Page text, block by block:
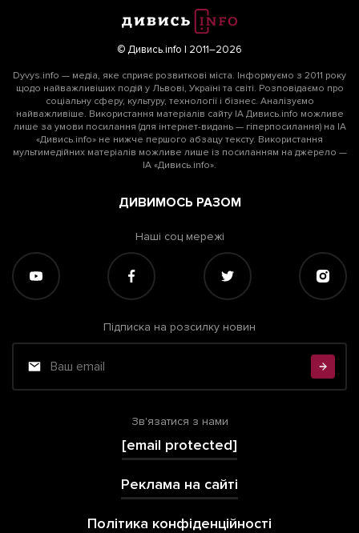
© Дивись.info | 2011–2026
Dyvys.info — медіа, яке сприяє розвиткові міста. Інформуємо з 2011 року
щодо найважливіших подій у Львові, Україні та світі. Розповідаємо про
соціальну сферу, культуру, технології і бізнес. Аналізуємо
найважливіше. Використання матеріалів сайту ІА Дивись.info можливе
лише за умови посилання (для інтернет-видань — гіперпосилання) на ІА
«Дивись.info» не нижче першого абзацу тексту. Використання
мультимедійних матеріалів можливе лише із посиланням на джерело —
ІА «Дивись.info».
ДИВИМОСЬ РАЗОМ
Наші соц мережі
Підписка на розсилку новин
Зв'язатися з нами
[email protected]
Реклама на сайті
Політика конфіденційності